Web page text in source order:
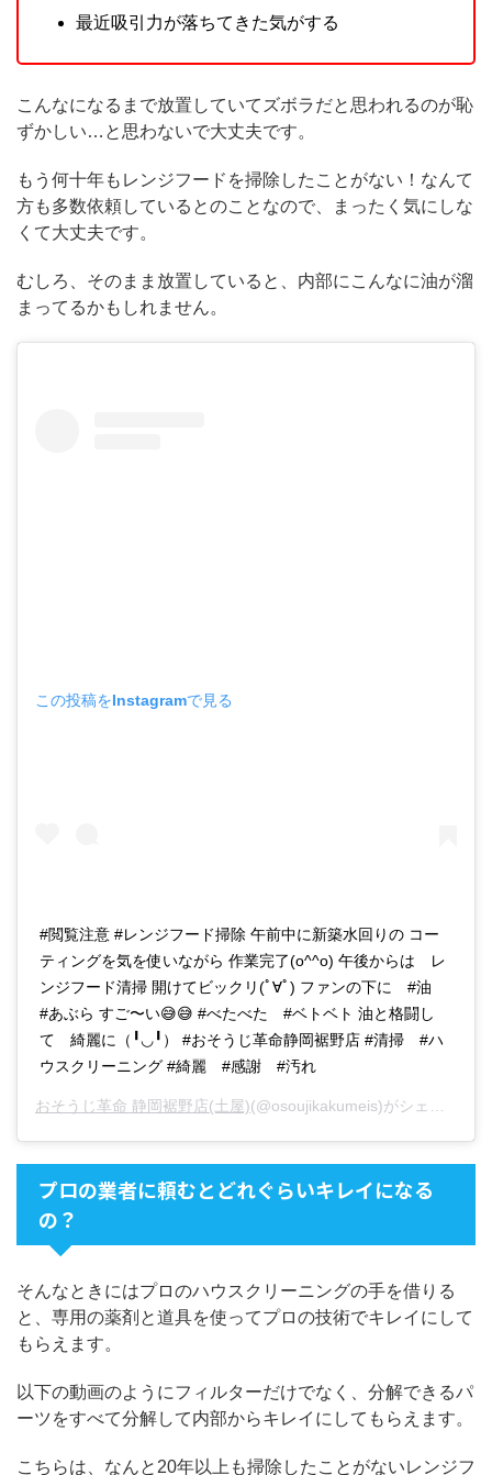
最近吸引力が落ちてきた気がする
こんなになるまで放置していてズボラだと思われるのが恥
ずかしい…と思わないで大丈夫です。
もう何十年もレンジフードを掃除したことがない！なんて
方も多数依頼しているとのことなので、まったく気にしな
くて大丈夫です。
むしろ、そのまま放置していると、内部にこんなに油が溜
まってるかもしれません。
この投稿をInstagramで見る
#閲覧注意 #レンジフード掃除 午前中に新築水回りの コー
ティングを気を使いながら 作業完了(o^^o) 午後からは レ
ンジフード清掃 開けてビックリ(ﾟ∀ﾟ) ファンの下に #油
#あぶら すご〜い😅😅 #べたべた #ベトベト 油と格闘し
て 綺麗に（╹◡╹） #おそうじ革命静岡裾野店 #清掃 #ハ
ウスクリーニング #綺麗 #感謝 #汚れ
おそうじ革命 静岡裾野店(土屋)(@osoujikakumeis)がシェアした投稿 -
プロの業者に頼むとどれぐらいキレイになる
の？
そんなときにはプロのハウスクリーニングの手を借りる
と、専用の薬剤と道具を使ってプロの技術でキレイにして
もらえます。
以下の動画のようにフィルターだけでなく、分解できるパ
ーツをすべて分解して内部からキレイにしてもらえます。
こちらは、なんと20年以上も掃除したことがないレンジフ